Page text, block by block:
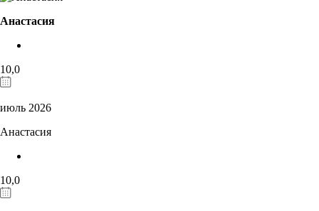
Анастасия
10,0
июль 2026
Анастасия
10,0